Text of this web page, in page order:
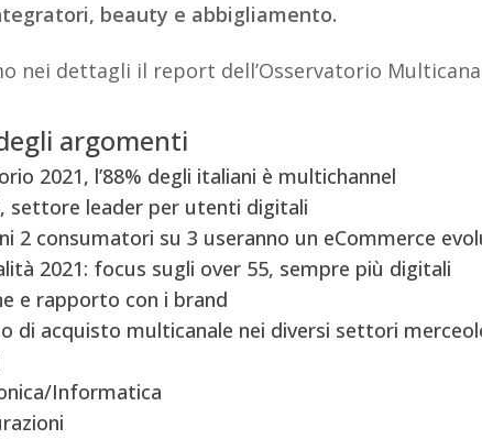
beauty e abbigliamento.
nei dettagli il report dell’Osservatorio
argomenti
2021, l’88% degli italiani è multichannel
settore leader per utenti digitali
2 consumatori su 3 useranno un eCommerce
2021: focus sugli over 55, sempre più digitali
e rapporto con i brand
di acquisto multicanale nei diversi settori
Informatica